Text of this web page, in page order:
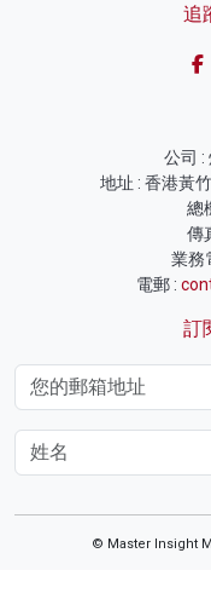
追
公司 :
地址 : 香港黃
總
傳
業務
電郵 :
訂
© Master Insight